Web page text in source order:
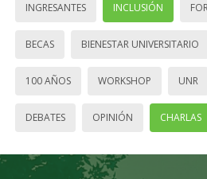
INGRESANTES INCLUSIÓN
BECAS BIENESTAR UNIVERSITARIO
100 AÑOS WORKSHOP UNR
DEBATES OPINIÓN CHARLAS